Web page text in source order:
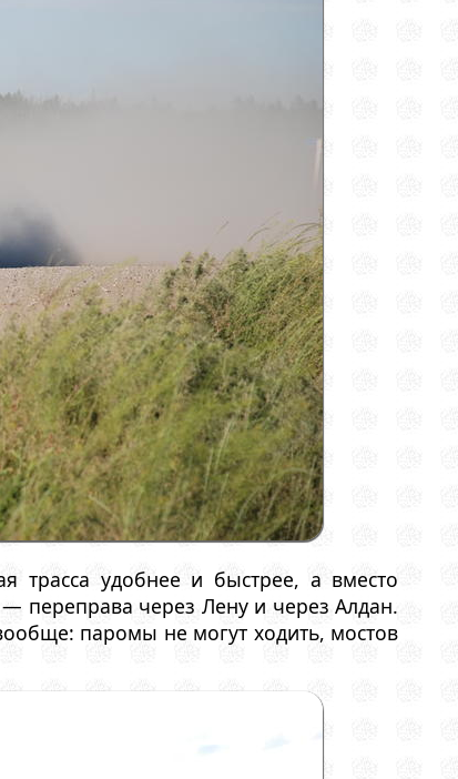
трасса удобнее и быстрее, а вместо
через Лену и через Алдан.
паромы не могут ходить, мостов